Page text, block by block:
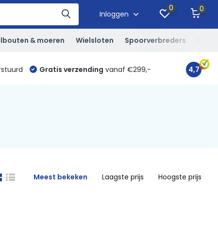
Inloggen
0 0
& moeren Wielsloten Spoorverbreders
Gratis verzending vanaf €299,- 4,7
Meest bekeken Laagste prijs Hoogste prijs